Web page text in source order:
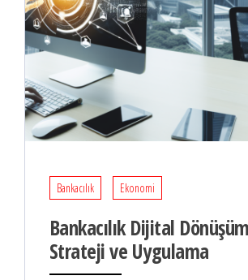
Bankacılık Ekonomi
Bankacılık Dijital
Strateji ve Uygulama